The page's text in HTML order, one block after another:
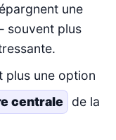
une
souvent plus
plus une option
centrale
de la